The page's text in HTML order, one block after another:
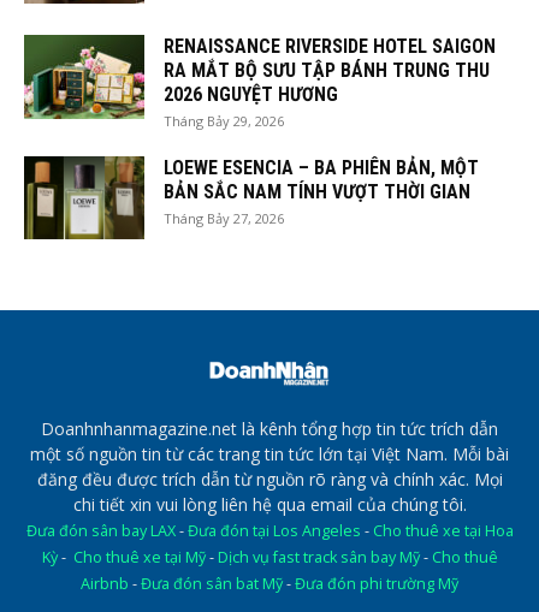
RENAISSANCE RIVERSIDE HOTEL SAIGON
RA MẮT BỘ SƯU TẬP BÁNH TRUNG THU
2026 NGUYỆT HƯƠNG
Tháng Bảy 29, 2026
LOEWE ESENCIA – BA PHIÊN BẢN, MỘT
BẢN SẮC NAM TÍNH VƯỢT THỜI GIAN
Tháng Bảy 27, 2026
Doanhnhanmagazine.net là kênh tổng hợp tin tức trích dẫn
một số nguồn tin từ các trang tin tức lớn tại Việt Nam. Mỗi bài
đăng đều được trích dẫn từ nguồn rõ ràng và chính xác. Mọi
chi tiết xin vui lòng liên hệ qua email của chúng tôi.
Đưa đón sân bay LAX-Đưa đón tại Los Angeles - Cho thuê xe tại Hoa
Kỳ- Cho thuê xe tại Mỹ- Dịch vụ fast track sân bay Mỹ- Cho thuê
Airbnb -Đưa đón sân bat Mỹ-Đưa đón phi trường Mỹ